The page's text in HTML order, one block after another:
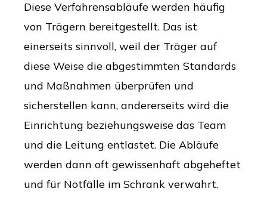
Diese Verfahrensabläufe werden häufig
von Trägern bereitgestellt. Das ist
einerseits sinnvoll, weil der Träger auf
diese Weise die abgestimmten Standards
und Maßnahmen überprüfen und
sicherstellen kann, andererseits wird die
Einrichtung beziehungsweise das Team
und die Leitung entlastet. Die Abläufe
werden dann oft gewissenhaft abgeheftet
und für Notfälle im Schrank verwahrt.